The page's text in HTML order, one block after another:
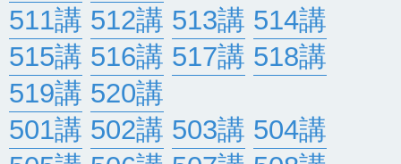
511講 512講 513講 514講
515講 516講 517講 518講
519講 520講
501講 502講 503講 504講